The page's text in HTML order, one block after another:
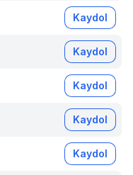
Kaydol
Kaydol
Kaydol
Kaydol
Kaydol